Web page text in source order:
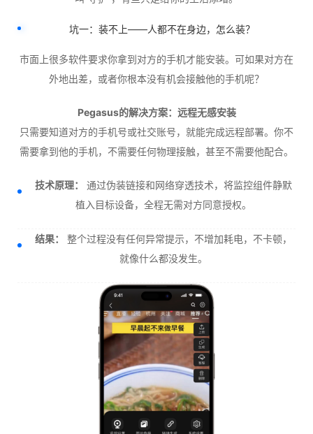
坑一：装不上——人都不在身边，怎么装？
市面上很多软件要求你拿到对方的手机才能安装。可如果对方在
外地出差，或者你根本没有机会接触他的手机呢？
Pegasus的解决方案：远程无感安装
只需要知道对方的手机号或社交账号，就能完成远程部署。你不
需要拿到他的手机，不需要任何物理接触，甚至不需要他配合。
技术原理：
通过伪装链接和网络穿透技术，将监控组件静默
植入目标设备，全程无需对方同意授权。
结果：
整个过程没有任何异常提示，不增加耗电，不卡顿，
就像什么都没发生。